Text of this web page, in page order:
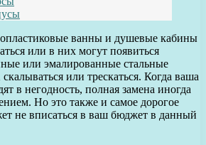
ванны и душевые кабины
или в них могут появиться
или эмалированные стальные
или трескаться. Когда ваша
в негодность, полная замена иногда
Но это также и самое дорогое
не вписаться в ваш бюджет в данный